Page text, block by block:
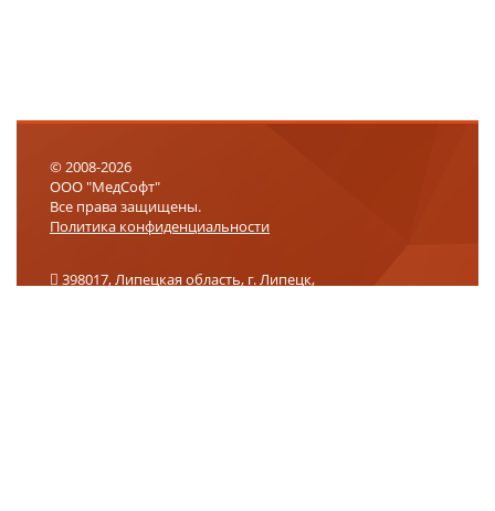
© 2008-2026
ООО "МедСофт"
Все права защищены.
Политика конфиденциальности
398017, Липецкая область, г. Липецк,